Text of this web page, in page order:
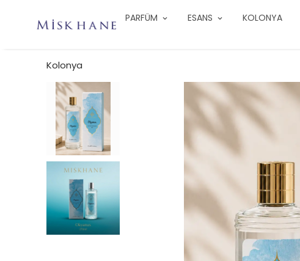
PARFÜM ESANS KOLONYA
Kolonya